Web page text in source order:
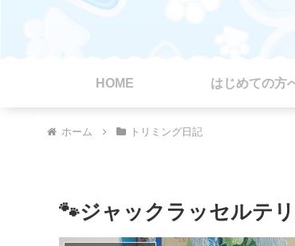
HOME はじめての方
ホーム トリミング日記
🐾ジャックラッセルテ